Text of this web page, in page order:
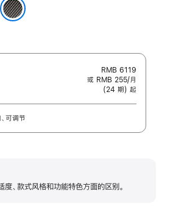
RMB 6119
或 RMB 255/月
(24 期) 起
可调节
度、款式风格和功能特色方面的区别。